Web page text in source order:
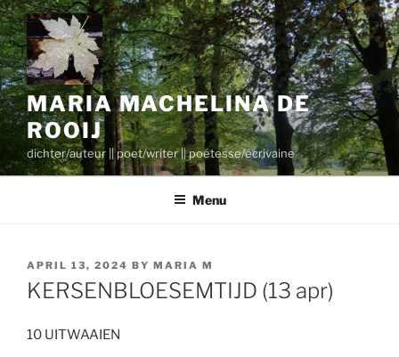
Skip
to
content
MARIA MACHELINA DE
ROOIJ
dichter/auteur || poet/writer || poétesse/écrivaine
Menu
POSTED
ON
APRIL 13, 2024 BY MARIA M
KERSENBLOESEMTIJD (13 apr)
10 UITWAAIEN